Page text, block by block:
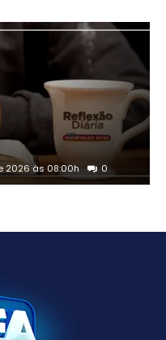
2026 às 08:00h 0